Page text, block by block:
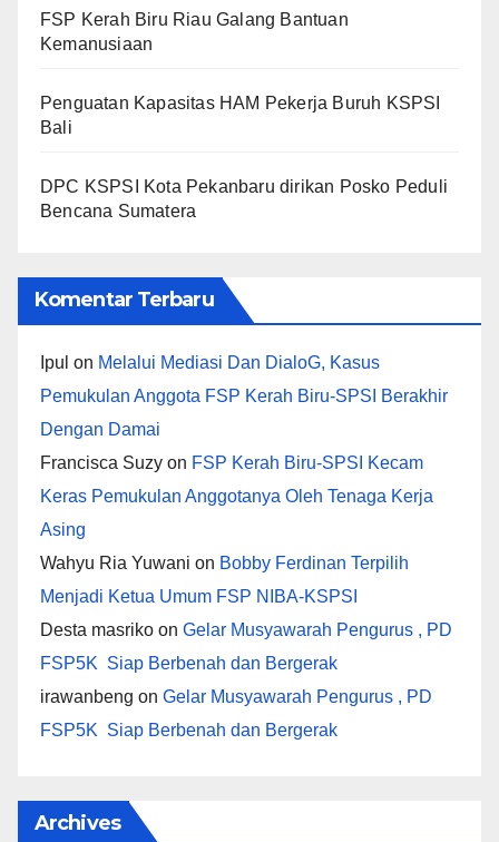
FSP Kerah Biru Riau Galang Bantuan
Kemanusiaan
Penguatan Kapasitas HAM Pekerja Buruh KSPSI
Bali
DPC KSPSI Kota Pekanbaru dirikan Posko Peduli
Bencana Sumatera
Komentar Terbaru
Ipul on Melalui Mediasi Dan DialoG, Kasus
Pemukulan Anggota FSP Kerah Biru-SPSI Berakhir
Dengan Damai
Francisca Suzy on FSP Kerah Biru-SPSI Kecam
Keras Pemukulan Anggotanya Oleh Tenaga Kerja
Asing
Wahyu Ria Yuwani on Bobby Ferdinan Terpilih
Menjadi Ketua Umum FSP NIBA-KSPSI
Desta masriko on Gelar Musyawarah Pengurus , PD
FSP5K Siap Berbenah dan Bergerak
irawanbeng on Gelar Musyawarah Pengurus , PD
FSP5K Siap Berbenah dan Bergerak
Archives